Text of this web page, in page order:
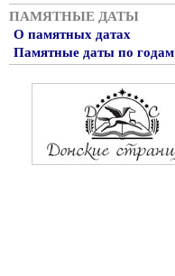
ПАМЯТНЫЕ ДАТЫ
О памятных датах
Памятные даты по годам